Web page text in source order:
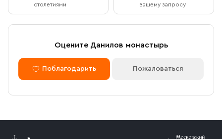
столетиями
вашему запросу
Оцените Данилов монастырь
Поблагодарить Пожаловаться